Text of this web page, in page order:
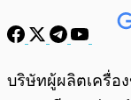
พร้อมเล่น
บริษัทผู้ผลิตเครื่อ